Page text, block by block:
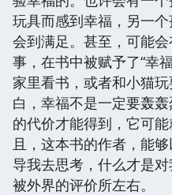
玩具而感到幸福，另一
会到满足。甚至，可能
事，在书中被赋予了“幸
家里看书，或者和小猫
白，幸福不是一定要轰
的代价才能得到，它可
且，这本书的作者，能
导我去思考，什么才是
被外界的评价所左右。